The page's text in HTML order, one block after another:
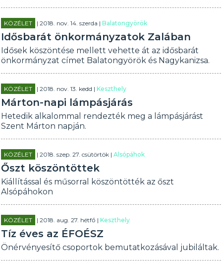
KÖZÉLET | 2018. nov. 14. szerda |Balatongyörök
Idősbarát önkormányzatok Zalában
Idősek köszöntése mellett vehette át az idősbarát
önkormányzat címet Balatongyörök és Nagykanizsa.
KÖZÉLET | 2018. nov. 13. kedd |Keszthely
Márton-napi lámpásjárás
Hetedik alkalommal rendezték meg a lámpásjárást
Szent Márton napján.
KÖZÉLET | 2018. szep. 27. csütörtök |Alsópáhok
Őszt köszöntöttek
Kiállítással és műsorral köszöntötték az őszt
Alsópáhokon
KÖZÉLET | 2018. aug. 27. hétfő |Keszthely
Tíz éves az ÉFOÉSZ
Önérvényesítő csoportok bemutatkozásával jubiláltak.